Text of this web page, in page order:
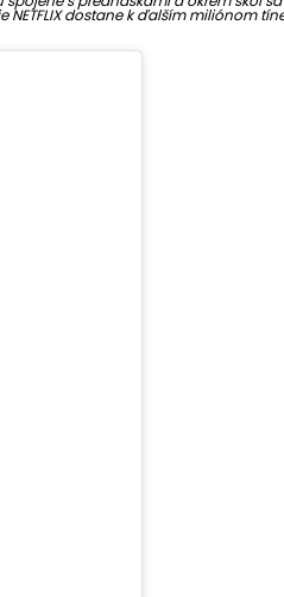
dostane k ďalším miliónom